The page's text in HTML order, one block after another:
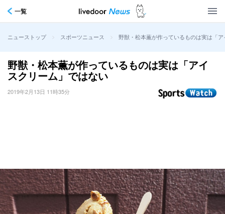
一覧
ニューストップ > スポーツニュース > 野獣・松本薫が作っているものは実は「
野獣・松本薫が作っているものは実は「アイ
スクリーム」ではない
2019年2月13日 11時35分